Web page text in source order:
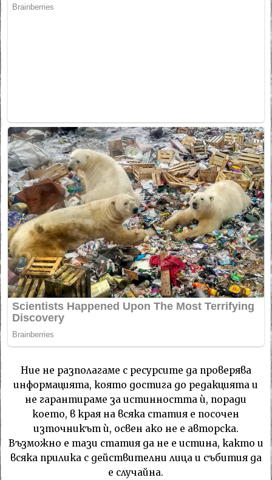
Ние не разполагаме с ресурсите да проверява
информацията, която достига до редакцията и
не гарантираме за истинността ѝ, поради
което, в края на всяка статия е посочен
източникът ѝ, освен ако не е авторска.
Възможно е тази статия да не е истина, както и
всяка прилика с действителни лица и събития да
е случайна.